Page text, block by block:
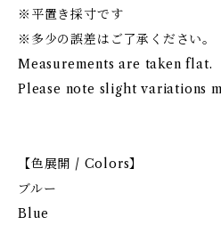
※平置き採寸です
※多少の誤差はご了承ください。
Measurements are taken flat.
Please note slight variations
【色展開 / Colors】
ブルー
Blue